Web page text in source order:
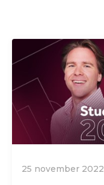
25 november 2022